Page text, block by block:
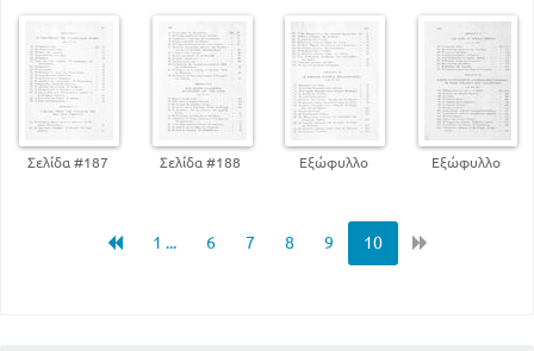
Σελίδα #187 Σελίδα #188 Εξώφυλλο Εξώφυλλο
1 ... 6 7 8 9 10